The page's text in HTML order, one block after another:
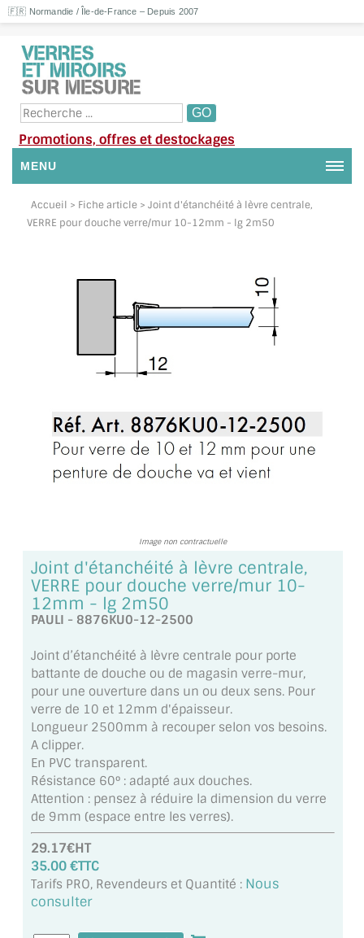
🇫🇷 Normandie / Île-de-France – Depuis 2007
Promotions, offres et destockages
MENU
NOUS CONTACTER
TOUS LES TARIFS AU M2
GUIDE : CHOIX PAR UTILISATION
INSPIRATIONS ET NOUVEAUTÉS
MIROIR SUR MESURE
MIROIR VIEILLI
LOTS DE MIROIRS EN MOZAÏQUE
MIROIR POUR PORTE
MIROIR DE SALLE DE BAIN
MIROIR PAROI DE DOUCHE
MIROIR POUR SALLE DE SPORT
MIROIR POUR SALLE DE DANSE
MIROIR ENCADRÉ
Accueil > Fiche article > Joint d'étanchéité à lèvre centrale,
VERRE pour douche verre/mur 10-12mm - lg 2m50
Image non contractuelle
Joint d'étanchéité à lèvre centrale,
VERRE pour douche verre/mur 10-
12mm - lg 2m50
PAULI - 8876KU0-12-2500
Joint d’étanchéité à lèvre centrale pour porte
battante de douche ou de magasin verre-mur,
pour une ouverture dans un ou deux sens. Pour
verre de 10 et 12mm d'épaisseur.
Longueur 2500mm à recouper selon vos besoins.
A clipper.
En PVC transparent.
Résistance 60° : adapté aux douches.
Attention : pensez à réduire la dimension du verre
de 9mm (espace entre les verres).
29.17€HT
35.00 €TTC
Tarifs PRO, Revendeurs et Quantité : Nous
consulter